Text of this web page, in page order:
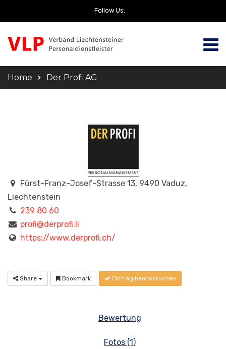
Follow Us:
Home Der Profi AG
Fürst-Franz-Josef-Strasse 13, 9490 Vaduz,
Liechtenstein
239 80 60
profi@derprofi.li
https://www.derprofi.ch/
Share Bookmark Eintrag beanspruchen
Bewertung
Fotos (1)